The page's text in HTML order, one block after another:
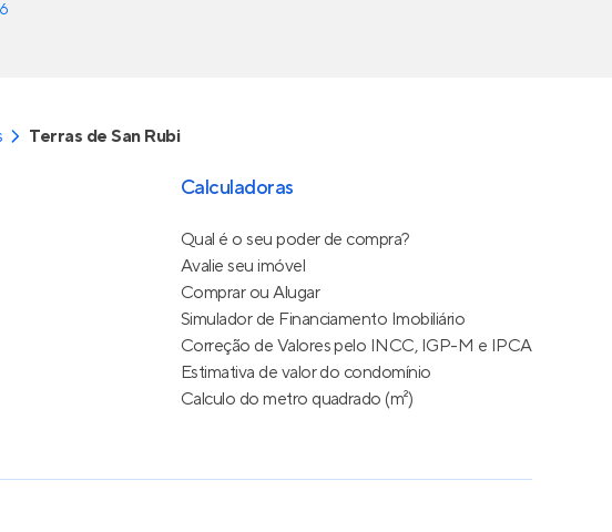
Terras de San Rubi
Calculadoras
Qual é o seu poder de compra?
Avalie seu imóvel
Comprar ou Alugar
Simulador de Financiamento Imobiliário
Correção de Valores pelo INCC, IGP-M e IPCA
Estimativa de valor do condomínio
Calculo do metro quadrado (m²)